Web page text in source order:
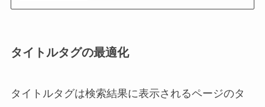
タイトルタグの最適化
タイトルタグは検索結果に表示されるページのタ